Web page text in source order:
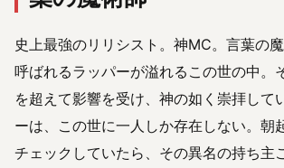
史上最強のリリシスト。神MC。言葉の
呼ばれるラッパーが溢れるこの世の中。
を超えて影響を受け、神の如く崇拝して
ーは、この世に一人しか存在しない。朝
チェックしていたら、その異名の持ち主